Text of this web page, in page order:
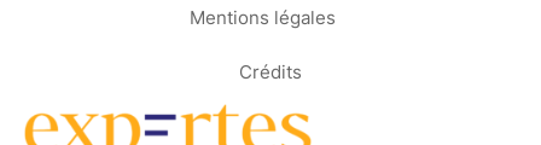
Mentions légales
Crédits